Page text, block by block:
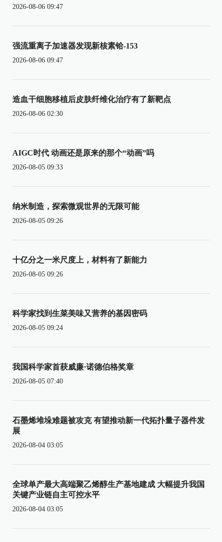
2026-08-06 09:47
强流重离子加速器发现新核素铪-153
2026-08-06 09:47
造血干细胞移植后皮肤纤维化治疗有了新靶点
2026-08-06 02:30
AIGC时代 动画还是原来的那个“动画”吗
2026-08-05 09:33
纳米制造，探索微观世界的无限可能
2026-08-05 09:26
十亿分之一米尺度上，材料有了新能力
2026-08-05 09:26
科学家找到生菜美味又营养的基因密码
2026-08-05 09:24
我国科学家首获威廉·诺德伯格奖章
2026-08-05 07:40
石墨烯堆垛难题被攻克 有望推动新一代拓扑量子器件发
展
2026-08-04 03:05
全球单产最大高端聚乙烯醇生产基地建成 大幅提升我国
关键产业链自主可控水平
2026-08-04 03:05